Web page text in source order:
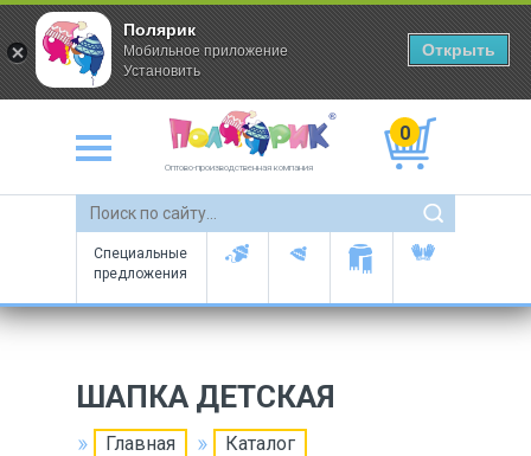
Оптово-производственная компания
0
Специальные
предложения
ШАПКА ДЕТСКАЯ
Главная
Каталог
Полярик
Мобильное приложение
Установить
Открыть